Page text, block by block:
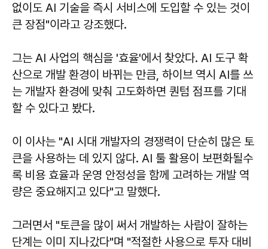
없이도 AI 기술을 즉시 서비스에 도입할 수 있는 것이
큰 장점"이라고 강조했다.
그는 AI 사업의 핵심을 '효율'에서 찾았다. AI 도구 확
산으로 개발 환경이 바뀌는 만큼, 하이브 역시 AI를 쓰
는 개발자 환경에 맞춰 고도화하면 퀀텀 점프를 기대
할 수 있다고 봤다.
이 이사는 "AI 시대 개발자의 경쟁력이 단순히 많은 토
큰을 사용하는 데 있지 않다. AI 툴 활용이 보편화될수
록 비용 효율과 운영 안정성을 함께 고려하는 개발 역
량은 중요해지고 있다"고 말했다.
그러면서 "토큰을 많이 써서 개발하는 사람이 잘하는
단계는 이미 지나갔다"며 "적절한 사용으로 투자 대비